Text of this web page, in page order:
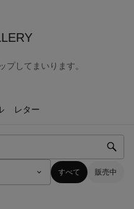
プしてまいります。
レター
すべて 販売中